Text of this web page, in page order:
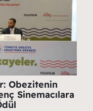
Obezitenin
Sinemacılara